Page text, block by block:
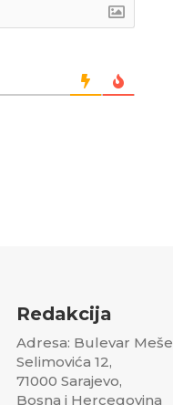
Redakcija
Adresa: Bulevar Meše
Selimovića 12,
71000 Sarajevo,
Bosna i Hercegovina